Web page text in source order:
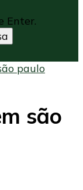
Enter.
paulo
são